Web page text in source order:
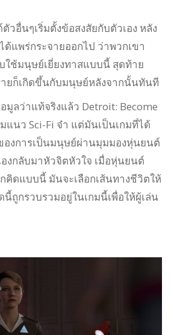
อื่นๆเริ่มตั้งข้อสงสัยกับตัวเอง หลัง
ด้แพร่กระจายออกไป ว่าพวกเขา
ใช้มนุษย์เยี่ยงทาสแบบนี้ สุดท้าย
ยก็เกิดขึ้นกับมนุษย์หลังจากนั้นทันที
ลว่าแท้จริงแล้ว Detroit: Become
แนว Sci-Fi จ๋า แต่มันเป็นเกมที่ได้
งการเป็นมนุษย์ผ่านมุมมองหุ่นยนต์
งกลับมาหัวจิตหัวใจ เมื่อหุ่นยนต์
ดแบบนี้ มันจะเลือกเส้นทางชีวิตให้
นี้ถูกรวบรวมอยู่ในเกมนี้เพื่อให้ผู้เล่น